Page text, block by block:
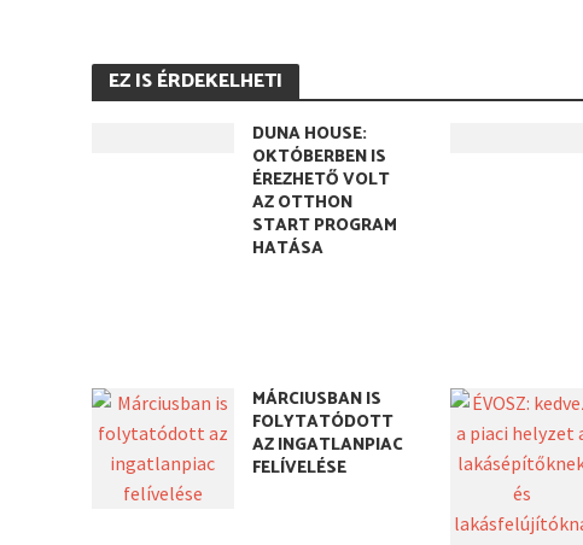
EZ IS ÉRDEKELHETI
DUNA HOUSE:
OKTÓBERBEN IS
ÉREZHETŐ VOLT
AZ OTTHON
START PROGRAM
HATÁSA
MÁRCIUSBAN IS
FOLYTATÓDOTT
AZ INGATLANPIAC
FELÍVELÉSE